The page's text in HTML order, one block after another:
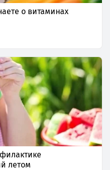
о витаминах
летом